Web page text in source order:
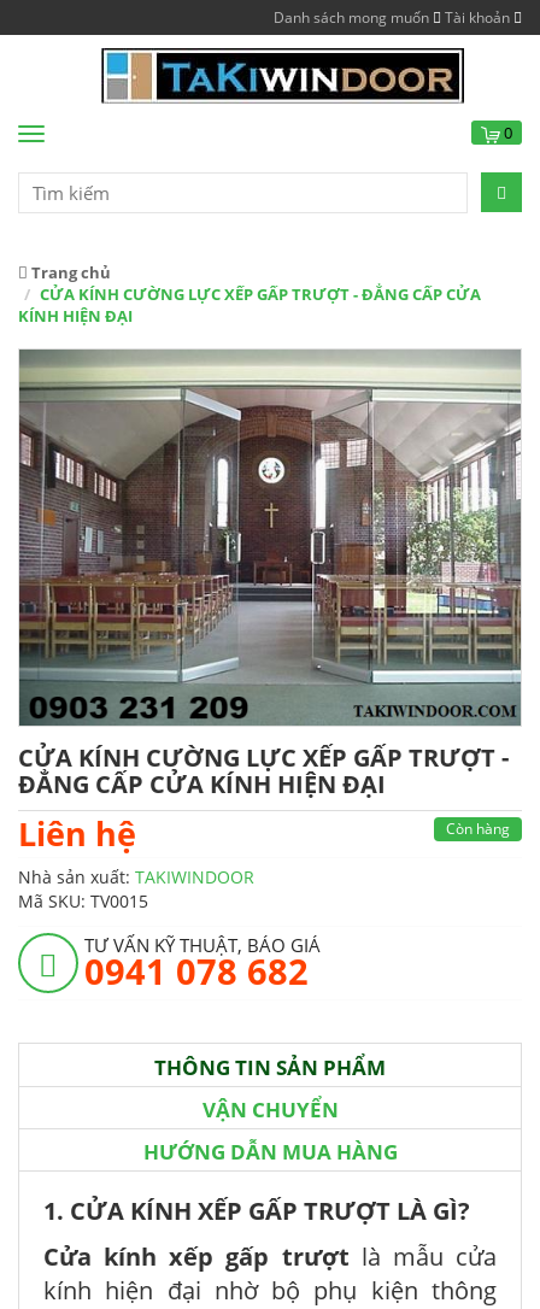
Danh sách mong muốn Tài khoản
Menu 0
Trang chủ
CỬA KÍNH CƯỜNG LỰC XẾP GẤP TRƯỢT - ĐẲNG CẤP CỬA
KÍNH HIỆN ĐẠI
CỬA KÍNH CƯỜNG LỰC XẾP GẤP TRƯỢT -
ĐẲNG CẤP CỬA KÍNH HIỆN ĐẠI
Liên hệ Còn hàng
Nhà sản xuất: TAKIWINDOOR
Mã SKU: TV0015
TƯ VẤN KỸ THUẬT, BÁO GIÁ
0941 078 682
THÔNG TIN SẢN PHẨM
VẬN CHUYỂN
HƯỚNG DẪN MUA HÀNG
1. CỬA KÍNH XẾP GẤP TRƯỢT LÀ GÌ?
Cửa kính xếp gấp trượt là mẫu cửa
kính hiện đại nhờ bộ phụ kiện thông